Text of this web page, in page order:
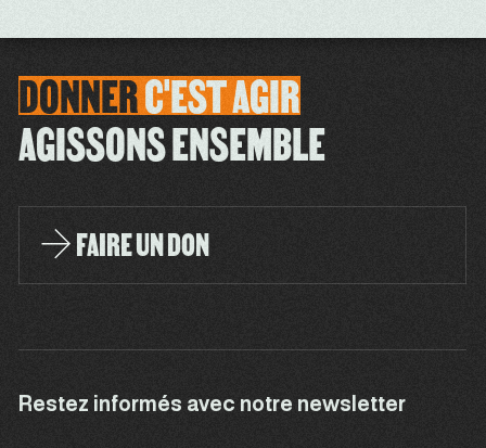
DONNERC'ESTAGIR
AGISSONS ENSEMBLE
FAIRE UN DON
Restez informés avec notre newsletter